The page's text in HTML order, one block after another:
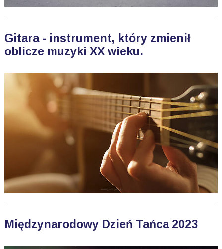
Gitara - instrument, który zmienił
oblicze muzyki XX wieku.
Międzynarodowy Dzień Tańca 2023